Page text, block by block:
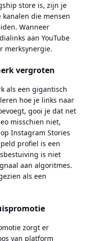
store is, zijn je
die mensen
Wanneer
aan YouTube
merksynergie.
vergroten
als een gigantisch
hoe je links naar
gooi je dat net
misschien niet,
Instagram Stories
profiel is een
is niet
aan algoritmes.
als een
zorgt er
van platform